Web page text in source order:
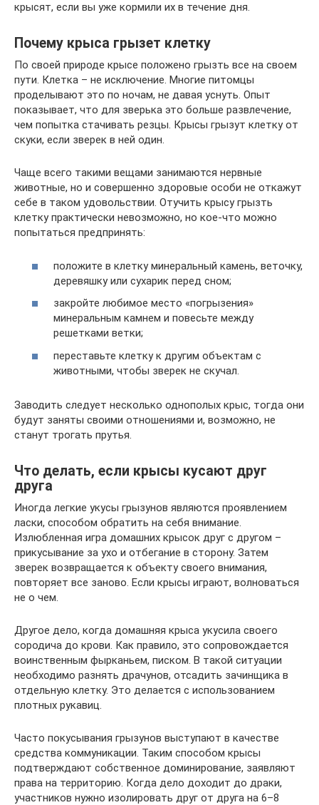
крысят, если вы уже кормили их в течение дня.
Почему крыса грызет клетку
По своей природе крысе положено грызть все на своем
пути. Клетка – не исключение. Многие питомцы
проделывают это по ночам, не давая уснуть. Опыт
показывает, что для зверька это больше развлечение,
чем попытка стачивать резцы. Крысы грызут клетку от
скуки, если зверек в ней один.
Чаще всего такими вещами занимаются нервные
животные, но и совершенно здоровые особи не откажут
себе в таком удовольствии. Отучить крысу грызть
клетку практически невозможно, но кое-что можно
попытаться предпринять:
положите в клетку минеральный камень, веточку,
деревяшку или сухарик перед сном;
закройте любимое место «погрызения»
минеральным камнем и повесьте между
решетками ветки;
переставьте клетку к другим объектам с
животными, чтобы зверек не скучал.
Заводить следует несколько однополых крыс, тогда они
будут заняты своими отношениями и, возможно, не
станут трогать прутья.
Что делать, если крысы кусают друг
друга
Иногда легкие укусы грызунов являются проявлением
ласки, способом обратить на себя внимание.
Излюбленная игра домашних крысок друг с другом –
прикусывание за ухо и отбегание в сторону. Затем
зверек возвращается к объекту своего внимания,
повторяет все заново. Если крысы играют, волноваться
не о чем.
Другое дело, когда домашняя крыса укусила своего
сородича до крови. Как правило, это сопровождается
воинственным фырканьем, писком. В такой ситуации
необходимо разнять драчунов, отсадить зачинщика в
отдельную клетку. Это делается с использованием
плотных рукавиц.
Часто покусывания грызунов выступают в качестве
средства коммуникации. Таким способом крысы
подтверждают собственное доминирование, заявляют
права на территорию. Когда дело доходит до драки,
участников нужно изолировать друг от друга на 6–8